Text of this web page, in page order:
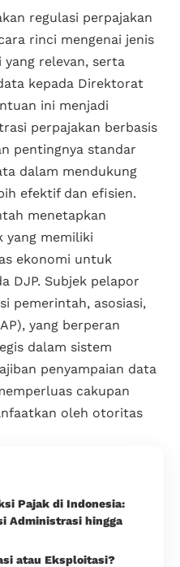
regulasi perpajakan
rinci mengenai jenis
relevan, serta
kepada Direktorat
ini menjadi
perpajakan berbasis
pentingnya standar
dalam mendukung
efektif dan efisien.
menetapkan
yang memiliki
ekonomi untuk
DJP. Subjek pelapor
pemerintah, asosiasi,
yang berperan
dalam sistem
penyampaian data
cakupan
oleh otoritas
Pajak di Indonesia:
Administrasi hingga
atau Eksploitasi?